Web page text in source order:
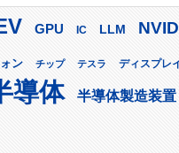
GPU IC LLM
ン チップ テスラ ディスプレ
導体 半導体製造装置